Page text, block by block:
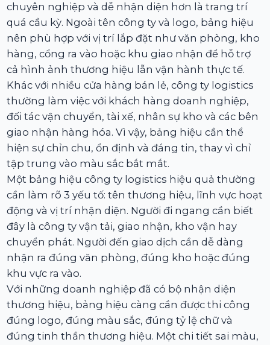
chuyên nghiệp và dễ nhận diện hơn là trang trí
quá cầu kỳ. Ngoài tên công ty và logo, bảng hiệu
nên phù hợp với vị trí lắp đặt như văn phòng, kho
hàng, cổng ra vào hoặc khu giao nhận để hỗ trợ
cả hình ảnh thương hiệu lẫn vận hành thực tế.
Khác với nhiều cửa hàng bán lẻ, công ty logistics
thường làm việc với khách hàng doanh nghiệp,
đối tác vận chuyển, tài xế, nhân sự kho và các bên
giao nhận hàng hóa. Vì vậy, bảng hiệu cần thể
hiện sự chỉn chu, ổn định và đáng tin, thay vì chỉ
tập trung vào màu sắc bắt mắt.
Một bảng hiệu công ty logistics hiệu quả thường
cần làm rõ 3 yếu tố: tên thương hiệu, lĩnh vực hoạt
động và vị trí nhận diện. Người đi ngang cần biết
đây là công ty vận tải, giao nhận, kho vận hay
chuyển phát. Người đến giao dịch cần dễ dàng
nhận ra đúng văn phòng, đúng kho hoặc đúng
khu vực ra vào.
Với những doanh nghiệp đã có bộ nhận diện
thương hiệu, bảng hiệu càng cần được thi công
đúng logo, đúng màu sắc, đúng tỷ lệ chữ và
đúng tinh thần thương hiệu. Một chi tiết sai màu,